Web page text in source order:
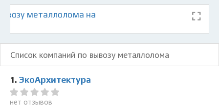
металлолома на
Список компаний по вывозу металлолома
1. ЭкоАрхитектура
нет отзывов